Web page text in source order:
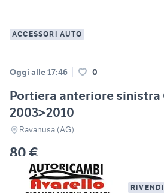
ACCESSORI AUTO
Oggi alle 17:46 0
Portiera anteriore sinistra
2003>2010
Ravanusa (AG)
80 €